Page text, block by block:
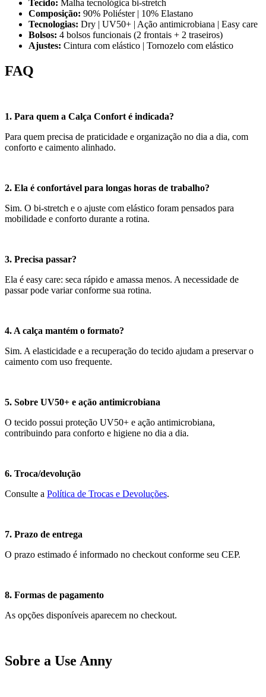
Tecido: Malha tecnológica bi-stretch
Composição: 90% Poliéster | 10% Elastano
Tecnologias: Dry | UV50+ | Ação antimicrobiana | Easy care
Bolsos: 4 bolsos funcionais (2 frontais + 2 traseiros)
Ajustes: Cintura com elástico | Tornozelo com elástico
FAQ
1. Para quem a Calça Confort é indicada?
Para quem precisa de praticidade e organização no dia a dia, com
conforto e caimento alinhado.
2. Ela é confortável para longas horas de trabalho?
Sim. O bi-stretch e o ajuste com elástico foram pensados para
mobilidade e conforto durante a rotina.
3. Precisa passar?
Ela é easy care: seca rápido e amassa menos. A necessidade de
passar pode variar conforme sua rotina.
4. A calça mantém o formato?
Sim. A elasticidade e a recuperação do tecido ajudam a preservar o
caimento com uso frequente.
5. Sobre UV50+ e ação antimicrobiana
O tecido possui proteção UV50+ e ação antimicrobiana,
contribuindo para conforto e higiene no dia a dia.
6. Troca/devolução
Consulte a Política de Trocas e Devoluções.
7. Prazo de entrega
O prazo estimado é informado no checkout conforme seu CEP.
8. Formas de pagamento
As opções disponíveis aparecem no checkout.
Sobre a Use Anny